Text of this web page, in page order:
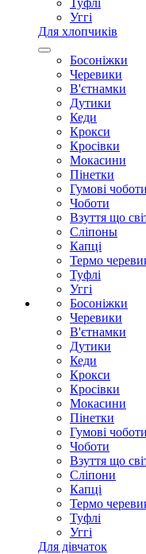
Туфлі
Уггі
Для хлопчиків
Босоніжки
Черевики
В'єтнамки
Дутики
Кеди
Крокси
Кросівки
Мокасини
Пінетки
Гумові чоботи
Чоботи
Взуття що
Сліпоны
Капці
Термо
Туфлі
Уггі
Босоніжки
Черевики
В'єтнамки
Дутики
Кеди
Крокси
Кросівки
Мокасини
Пінетки
Гумові чоботи
Чоботи
Взуття що
Сліпони
Капці
Термо
Туфлі
Уггі
Для дівчаток